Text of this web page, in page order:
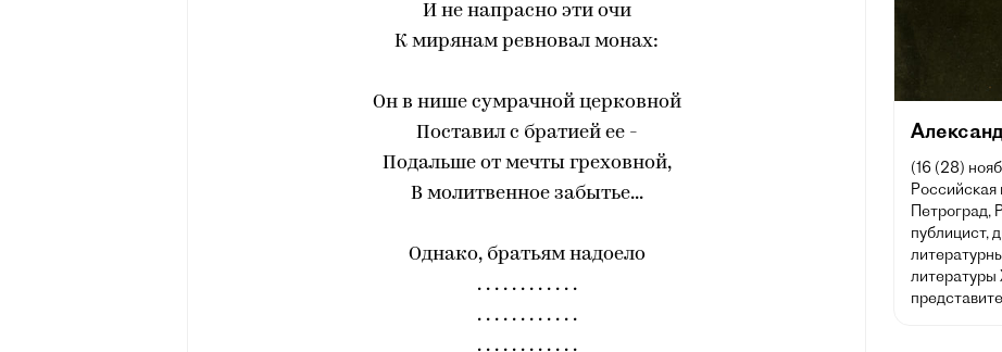
И не напрасно эти очи
К мирянам ревновал монах:
Он в нише сумрачной церковной
Поставил с братией ее -
Подальше от мечты греховной,
В молитвенное забытье...
Однако, братьям надоело
. . . . . . . . . . . .
. . . . . . . . . . . .
. . . . . . . . . . . .
(16 (28)
Российская
Петроград,
публицист,
литературы